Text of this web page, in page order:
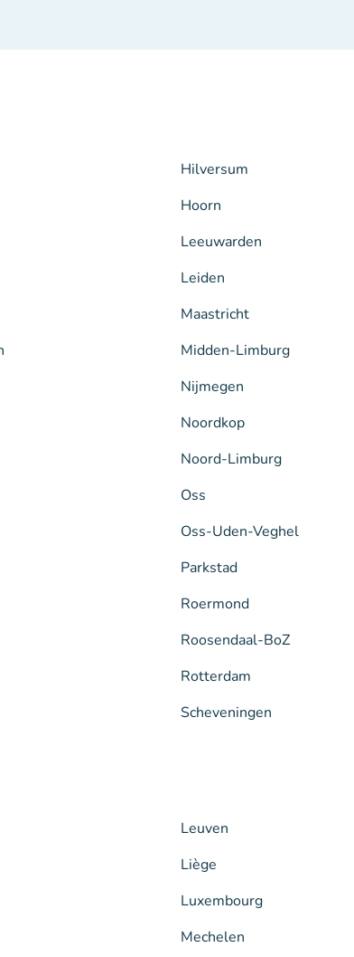
Hilversum
Hoorn
Leeuwarden
Leiden
Maastricht
Midden-Limburg
Nijmegen
Noordkop
Noord-Limburg
Oss
Oss-Uden-Veghel
Parkstad
Roermond
Roosendaal-BoZ
Rotterdam
Scheveningen
Leuven
Liège
Luxembourg
Mechelen